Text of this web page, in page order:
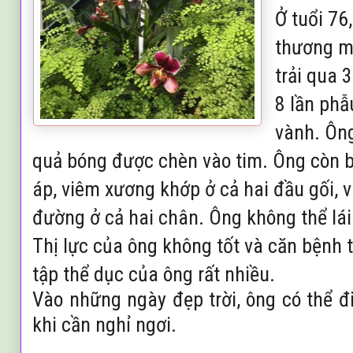
Ở tuổi
thương
trải qua
8 lần
vành.
quả bóng được chèn vào tim. Ông còn
áp, viêm xương khớp ở cả hai đầu gối,
đường ở cả hai chân. Ông không thể
Thị lực của ông không tốt và căn bệnh
tập thể dục của ông rất nhiều.
Vào những ngày đẹp trời, ông có thể
khi cần nghỉ ngơi.